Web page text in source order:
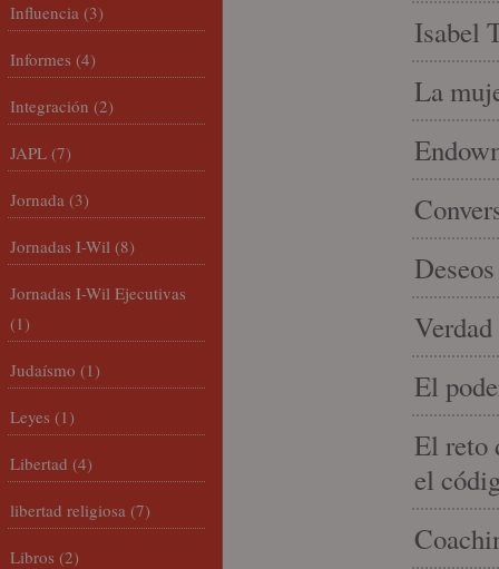
Isabel
La
El
El reto
el
Influencia (3)
Informes (4)
Integración (2)
JAPL (7)
Jornada (3)
Jornadas I-Wil (8)
Jornadas I-Wil Ejecutivas
(1)
Judaísmo (1)
Leyes (1)
Libertad (4)
libertad religiosa (7)
Libros (2)